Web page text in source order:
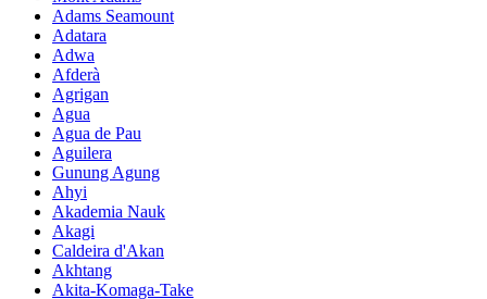
Adams Seamount
Adatara
Adwa
Afderà
Agrigan
Agua
Agua de Pau
Aguilera
Gunung Agung
Ahyi
Akademia Nauk
Akagi
Caldeira d'Akan
Akhtang
Akita-Komaga-Take